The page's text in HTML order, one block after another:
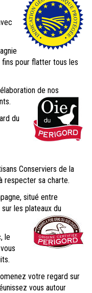
pour flatter tous les
de nos
du
Conserviers de la
respecter sa charte.
situé entre
les plateaux du
le
votre regard sur
vous autour